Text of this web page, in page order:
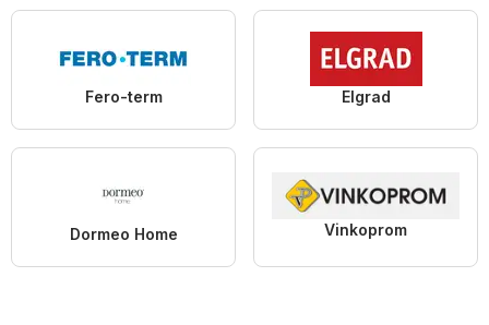
Fero-term Elgrad
Dormeo Home Vinkoprom